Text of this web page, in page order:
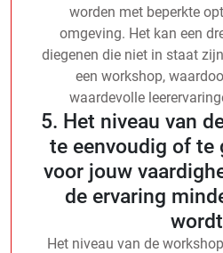
worden met beperkte
omgeving. Het kan een
diegenen die niet in staat
een workshop,
waardevolle
5. Het niveau van
te eenvoudig of te
voor jouw
de ervaring
Het niveau van de